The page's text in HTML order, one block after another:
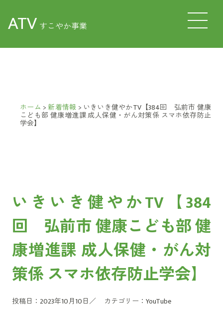
ATV すこやか事業
ホーム >新着情報 > いきいき健やかTV【384回 弘前市 健康
こども部 健康増進課 成人保健・がん対策係 スマホ依存防止
学会】
いきいき健やかTV【384
回 弘前市 健康こども部 健
康増進課 成人保健・がん対
策係 スマホ依存防止学会】
投稿日：2023年10月10日／ カテゴリー： YouTube